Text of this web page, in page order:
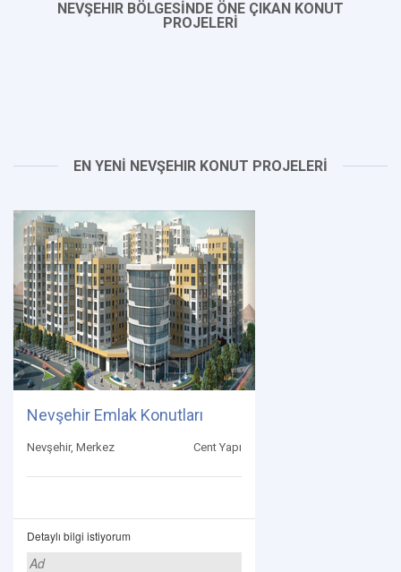
NEVŞEHIR BÖLGESİNDE ÖNE ÇIKAN KONUT
PROJELERİ
EN YENİ NEVŞEHIR KONUT PROJELERİ
Nevşehir Emlak Konutları
Nevşehir, Merkez Cent Yapı
Detaylı bilgi istiyorum